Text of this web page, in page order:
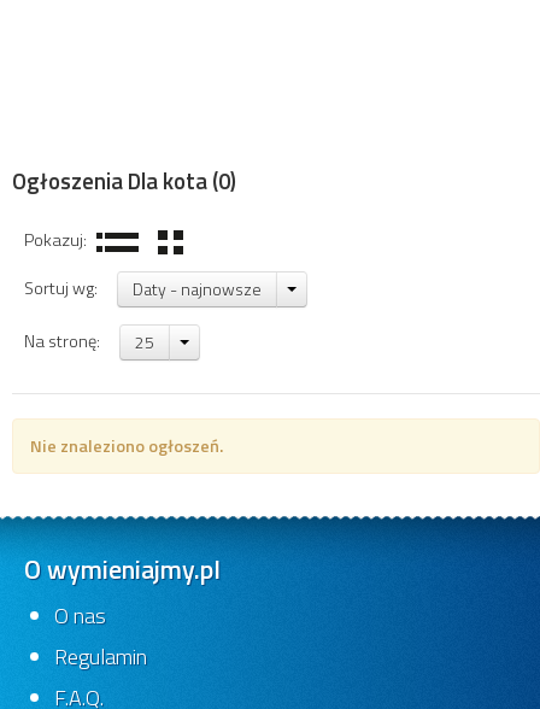
Ogłoszenia Dla kota(0)
Pokazuj:
Sortuj wg:
Daty - najnowsze
Na stronę: 25
Nie znaleziono ogłoszeń.
O wymieniajmy.pl
O nas
Regulamin
F.A.Q.